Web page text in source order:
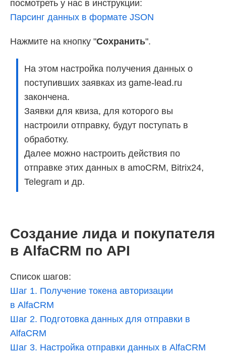
посмотреть у нас в инструкции:
Парсинг данных в формате JSON
Нажмите на кнопку "Сохранить".
На этом настройка получения данных о
поступивших заявках из game-lead.ru
закончена.
Заявки для квиза, для которого вы
настроили отправку, будут поступать в
обработку.
Далее можно настроить действия по
отправке этих данных в amoCRM, Bitrix24,
Telegram и др.
Создание лида и покупателя
в AlfaCRM по API
Список шагов:
Шаг 1. Получение токена авторизации
в AlfaCRM
Шаг 2. Подготовка данных для отправки в
AlfaCRM
Шаг 3. Настройка отправки данных в AlfaCRM